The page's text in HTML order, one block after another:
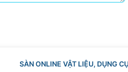
SÀN ONLINE VẬT LIỆU, DỤNG